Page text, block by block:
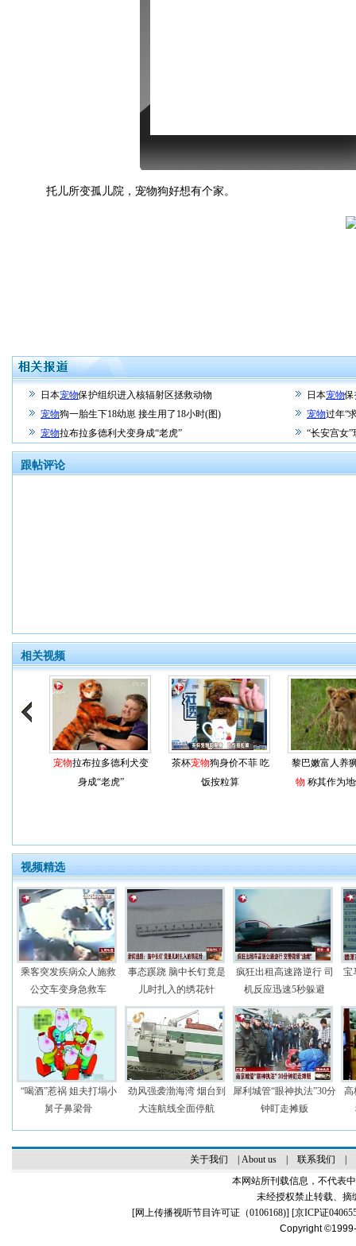
托儿所变孤儿院，宠物狗好想有个家。
日本宠物保护组织进入核辐射区拯救动物 日本宠物
宠物狗一胎生下18幼崽 接生用了18小时(图) 宠物过年“
宠物拉布拉多德利犬变身成“老虎” “长安宫女
跟帖评论
相关视频
宠物拉布拉多德利犬变
身成“老虎”
茶杯宠物狗身价不菲 吃
饭按粒算
黎巴嫩富人养
物 称其作为
视频精选
乘客突发疾病众人施救
公交车变身急救车
事态蹊跷 脑中长钉竟是
儿时扎入的绣花针
疯狂出租高速路逆行 司
机反应迅速5秒躲避
宝
“喝酒”惹祸 姐夫打塌小
舅子鼻梁骨
劲风强袭渤海湾 烟台到
大连航线全面停航
犀利城管“眼神执法”30分
钟盯走摊贩
高
关于我们 About us| 联系我们
本网站所刊载信息，不代表
未经授权禁止转载、摘
[网上传播视听节目许可证（0106168)] [京ICP证
Copyright